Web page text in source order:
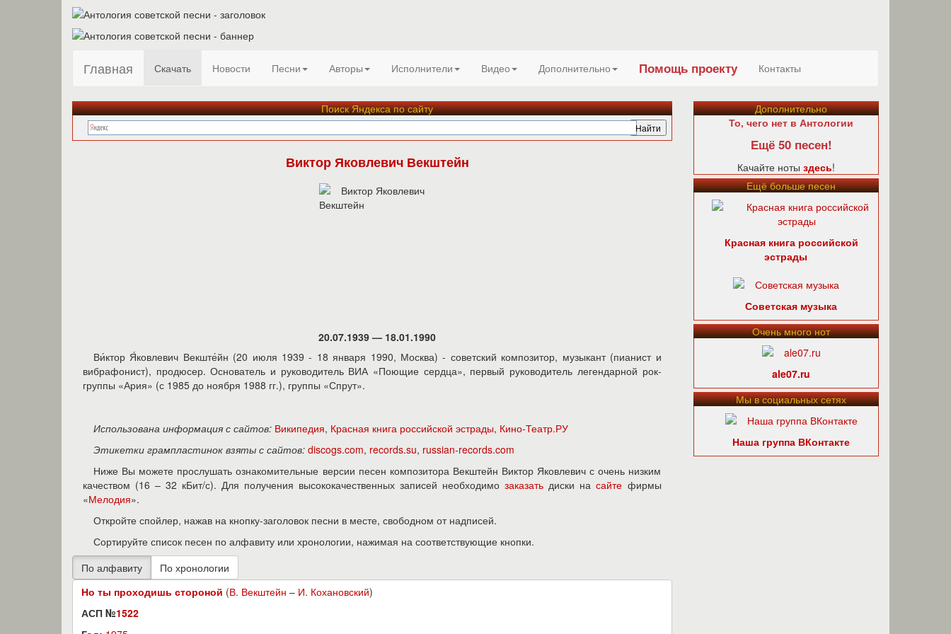
Главная Скачать Новости Песни Авторы Исполнители Видео Дополнительно Помощь проекту Контакты
Поиск Яндекса по сайту
Виктор Яковлевич Векштейн
20.07.1939 — 18.01.1990
Ви́ктор Я́ковлевич Векште́йн (20 июля 1939 - 18 января 1990, Москва) - советский композитор, музыкант (пианист и
вибрафонист), продюсер. Основатель и руководитель ВИА «Поющие сердца», первый руководитель легендарной рок-
группы «Ария» (с 1985 до ноября 1988 гг.), группы «Спрут».
Использована информация с сайтов: Википедия, Красная книга российской эстрады, Кино-Театр.РУ
Этикетки грампластинок взяты с сайтов: discogs.com, records.su, russian-records.com
Ниже Вы можете прослушать ознакомительные версии песен композитора Векштейн Виктор Яковлевич с очень низким
качеством (16 – 32 кБит/с). Для получения высококачественных записей необходимозаказать диски насайте фирмы
«Мелодия».
Откройте спойлер, нажав на кнопку-заголовок песни в месте, свободном от надписей.
Сортируйте список песен по алфавиту или хронологии, нажимая на соответствующие кнопки.
Но ты проходишь стороной (В. Векштейн – И. Кохановский)
АСП №1522
Дополнительно
То, чего нет в Антологии
Ещё 50 песен!
Качайте ноты здесь!
Ещё больше песен
Красная книга российской
эстрады
Советская музыка
Очень много нот
ale07.ru
Мы в социальных сетях
Наша группа ВКонтакте